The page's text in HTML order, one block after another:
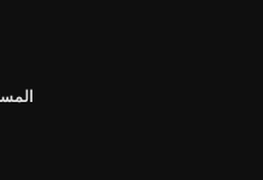
المستوى 2 منصة